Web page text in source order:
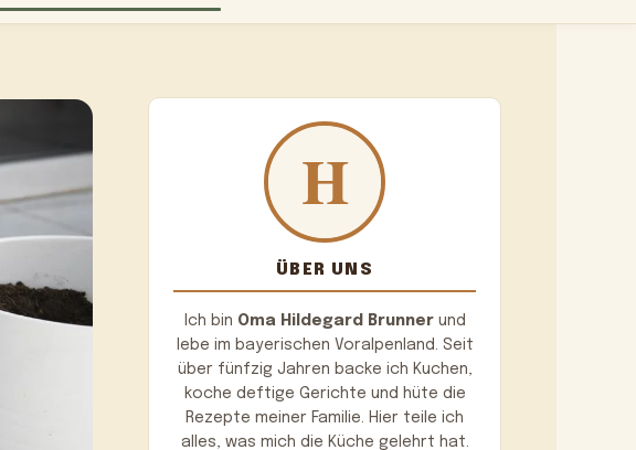
ÜBER UNS
Ich bin Oma Hildegard Brunnerund
lebe im bayerischen Voralpenland. Seit
über fünfzig Jahren backe ich Kuchen,
koche deftige Gerichte und hüte die
Rezepte meiner Familie. Hier teile ich
alles, was mich die Küche gelehrt hat.